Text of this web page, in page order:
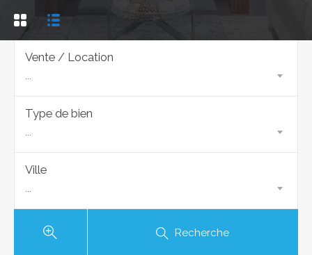
Vente / Location
...
Type de bien
...
Ville
...
Recherche